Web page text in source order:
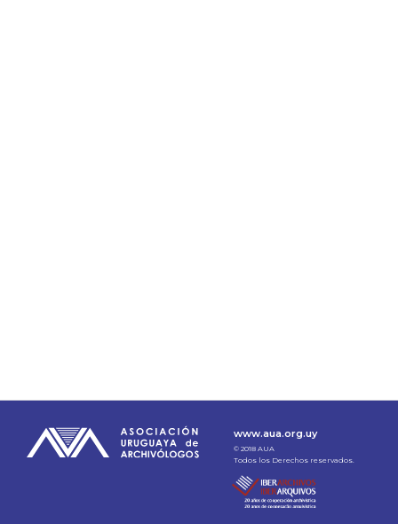
www.aua.org.uy
© 2018 AUA
Todos los Derechos reservados.